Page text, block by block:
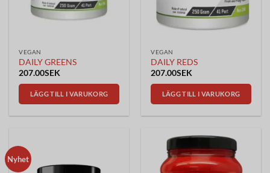
VEGAN
DAILY GREENS
207.00SEK
LÄGG TILL I VARUKORG
VEGAN
DAILY REDS
207.00SEK
LÄGG TILL I VARUKORG
Nyhet